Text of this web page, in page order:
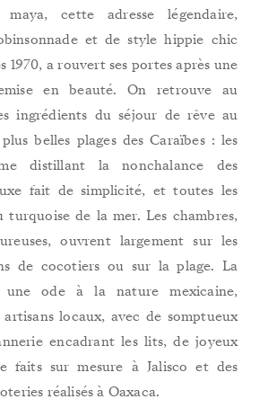
cette adresse légendaire,
et de style hippie chic
1970, a rouvert ses portes après une
en beauté. On retrouve au
ingrédients du séjour de rêve au
belles plages des Caraïbes : les
distillant la nonchalance des
fait de simplicité, et toutes les
turquoise de la mer. Les chambres,
ouvrent largement sur les
de cocotiers ou sur la plage. La
une ode à la nature mexicaine,
locaux, avec de somptueux
encadrant les lits, de joyeux
faits sur mesure à Jalisco et des
réalisés à Oaxaca.